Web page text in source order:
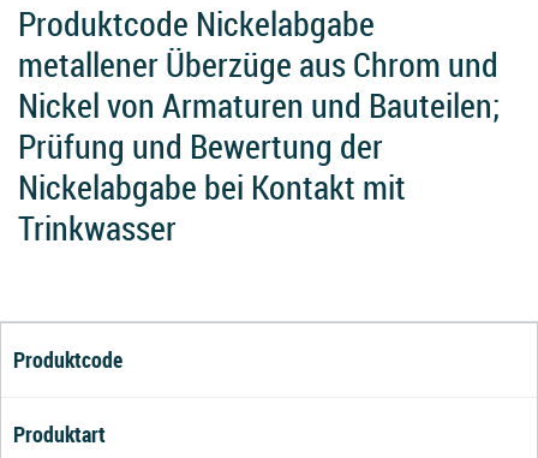
Produktcode Nickelabgabe
metallener Überzüge aus Chrom und
Nickel von Armaturen und Bauteilen;
Prüfung und Bewertung der
Nickelabgabe bei Kontakt mit
Trinkwasser
Produktcode
Produktart